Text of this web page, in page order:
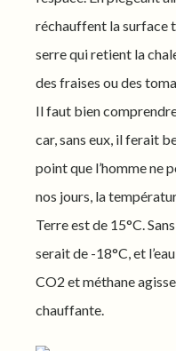
réchauffent la surface
serre qui retient la
des fraises ou des
Il faut bien
car, sans eux, il ferait
point que l’homme ne
nos jours, la
Terre est de 15°C.
serait de -18°C, et
CO2 et méthane
chauffante.